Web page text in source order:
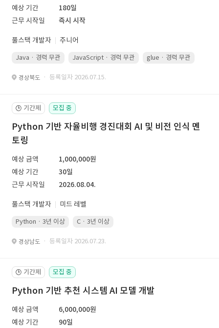
예상 기간
180일
근무 시작일
즉시 시작
풀스택 개발자 주니어
Java · 경력 무관 JavaScript · 경력 무관 glue · 경력 무관
경상북도 · 등록일자 2026.07.15.
🕒 기간제 모집 중
Python 기반 자율비행 경진대회 AI 및 비전 인식 멘
토링
예상 금액
1,000,000원
예상 기간
30일
근무 시작일
2026.08.04.
풀스택 개발자 미드 레벨
Python · 3년 이상 C · 3년 이상
경상남도 · 등록일자 2026.07.23.
🕒 기간제 모집 중
Python 기반 추천 시스템 AI 모델 개발
예상 금액
6,000,000원
예상 기간
90일